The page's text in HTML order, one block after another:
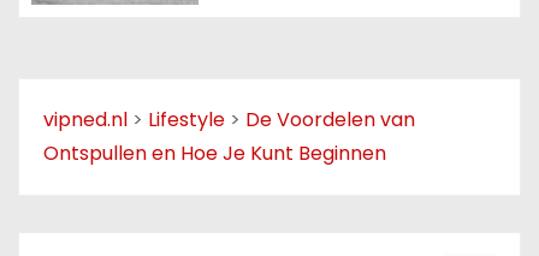
vipned.nl > Lifestyle > De Voordelen van
Ontspullen en Hoe Je Kunt Beginnen